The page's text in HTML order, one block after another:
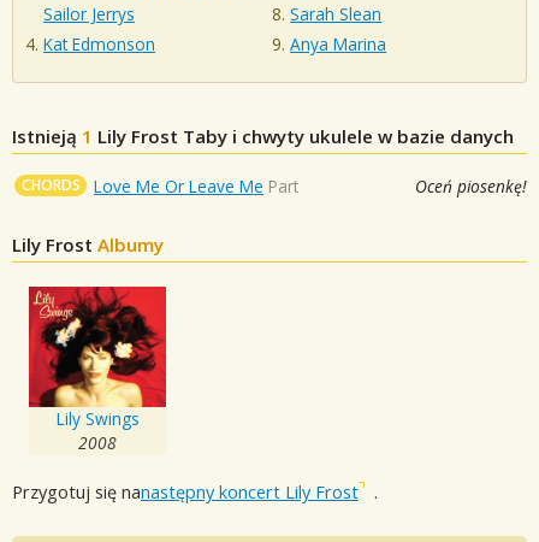
Sailor Jerrys
Kat Edmonson
Sarah Slean
Anya Marina
Istnieją 1 Lily Frost Taby i chwyty ukulele w bazie danych
CHORDS Love Me Or Leave Me Part Oceń piosenkę!
Lily Frost Albumy
Lily Swings
2008
Przygotuj się nanastępny koncert Lily Frost .